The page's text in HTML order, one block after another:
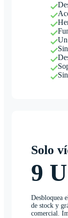
Un
Solo
9
Desbloquea
de stock y
comercial.